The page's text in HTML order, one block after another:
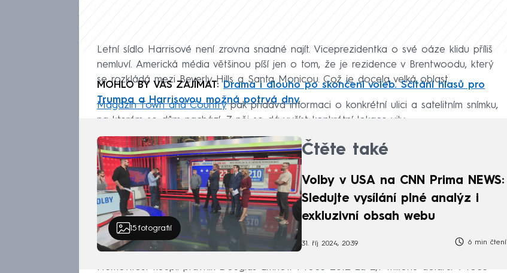
Letní sídlo Harrisové není zrovna snadné najít. Viceprezidentka o své oáze klidu příliš
nemluví. Americká média většinou píší jen o tom, že je rezidence v Brentwoodu, který
se rozkládá mezi Beverly Hills a Santa Monicou. Což je docela velká oblast.
MOHLO BY VÁS ZAJÍMAT:Drama i dlouho po skončení voleb. Sčítání hlasů pro
Trumpa a Harrisovou možná potrvá dny
Magazín Town and Countrypak přidává informaci o konkrétní ulici a satelitním snímku,
na kterém se dům nachází. Z něj se dá vyčíst konkrétní lokace vily.
15fotografií
Čtěte také
Volby v USA na CNN Prima NEWS:
Sledujte vysílání plné analýz i
exkluzivní obsah webu
31. říj 2024, 20:39 6 min čtení
Nemovitost koupil právník Douglas Emhoff v roce 2012 za 2,7 milionu dolarů. V roce